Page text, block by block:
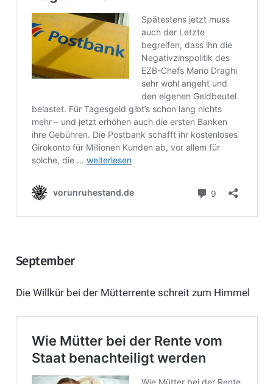
September
Die Willkür bei der Mütterrente schreit zum Himmel